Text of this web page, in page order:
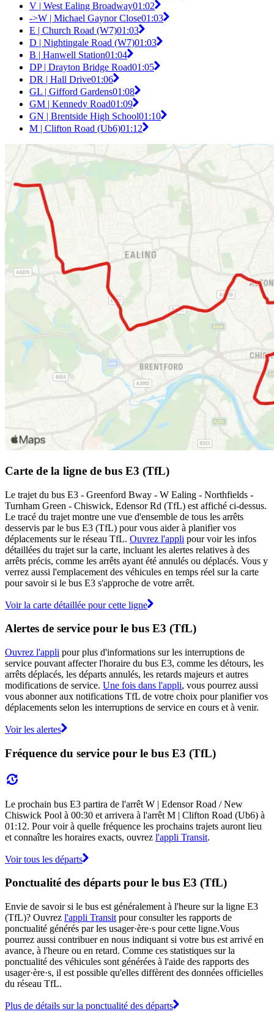
V | West Ealing Broadway01:02
->W | Michael Gaynor Close01:03
E | Church Road (W7)01:03
D | Nightingale Road (W7)01:03
B | Hanwell Station01:04
DP | Drayton Bridge Road01:05
DR | Hall Drive01:06
GL | Gifford Gardens01:08
GM | Kennedy Road01:09
GN | Brentside High School01:10
M | Clifton Road (Ub6)01:12
Carte de la ligne de bus E3 (TfL)
Le trajet du bus E3 - Greenford Bway - W Ealing - Northfields -
Turnham Green - Chiswick, Edensor Rd (TfL) est affiché ci-dessus.
Le tracé du trajet montre une vue d'ensemble de tous les arrêts
desservis par le bus E3 (TfL) pour vous aider à planifier vos
déplacements sur le réseau TfL. Ouvrez l'appli pour voir les infos
détaillées du trajet sur la carte, incluant les alertes relatives à des
arrêts précis, comme les arrêts ayant été annulés ou déplacés. Vous y
verrez aussi l'emplacement des véhicules en temps réel sur la carte
pour savoir si le bus E3 s'approche de votre arrêt.
Voir la carte détaillée pour cette ligne
Alertes de service pour le bus E3 (TfL)
Ouvrez l'appli pour plus d'informations sur les interruptions de
service pouvant affecter l'horaire du bus E3, comme les détours, les
arrêts déplacés, les départs annulés, les retards majeurs et autres
modifications de service. Une fois dans l'appli, vous pourrez aussi
vous abonner aux notifications TfL de votre choix pour planifier vos
déplacements selon les interruptions de service en cours et à venir.
Voir les alertes
Fréquence du service pour le bus E3 (TfL)
Le prochain bus E3 partira de l'arrêt W | Edensor Road / New
Chiswick Pool à 00:30 et arrivera à l'arrêt M | Clifton Road (Ub6) à
01:12. Pour voir à quelle fréquence les prochains trajets auront lieu
et connaître les horaires exacts, ouvrez l'appli Transit.
Voir tous les départs
Ponctualité des départs pour le bus E3 (TfL)
Envie de savoir si le bus est généralement à l'heure sur la ligne E3
(TfL)? Ouvrez l'appli Transit pour consulter les rapports de
ponctualité générés par les usager·ère·s pour cette ligne.Vous
pourrez aussi contribuer en nous indiquant si votre bus est arrivé en
avance, à l'heure ou en retard. Comme ces statistiques sur la
ponctualité des véhicules sont générées à l'aide des rapports des
usager·ère·s, il est possible qu'elles diffèrent des données officielles
du réseau TfL.
Plus de détails sur la ponctualité des départs